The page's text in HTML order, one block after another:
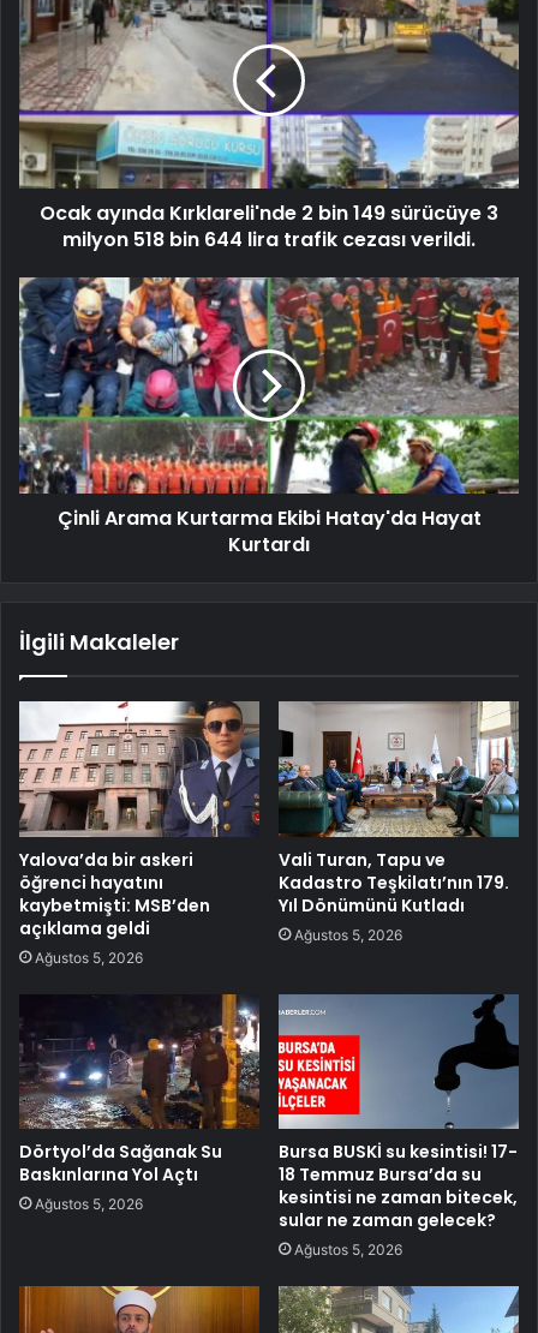
Ocak ayında Kırklareli'nde 2 bin 149 sürücüye 3
milyon 518 bin 644 lira trafik cezası verildi.
Çinli Arama Kurtarma Ekibi Hatay'da Hayat
Kurtardı
İlgili Makaleler
Yalova’da bir askeri
öğrenci hayatını
kaybetmişti: MSB’den
açıklama geldi
Ağustos 5, 2026
Vali Turan, Tapu ve
Kadastro Teşkilatı’nın 179.
Yıl Dönümünü Kutladı
Ağustos 5, 2026
Dörtyol’da Sağanak Su
Baskınlarına Yol Açtı
Ağustos 5, 2026
Bursa BUSKİ su kesintisi! 17-
18 Temmuz Bursa’da su
kesintisi ne zaman bitecek,
sular ne zaman gelecek?
Ağustos 5, 2026